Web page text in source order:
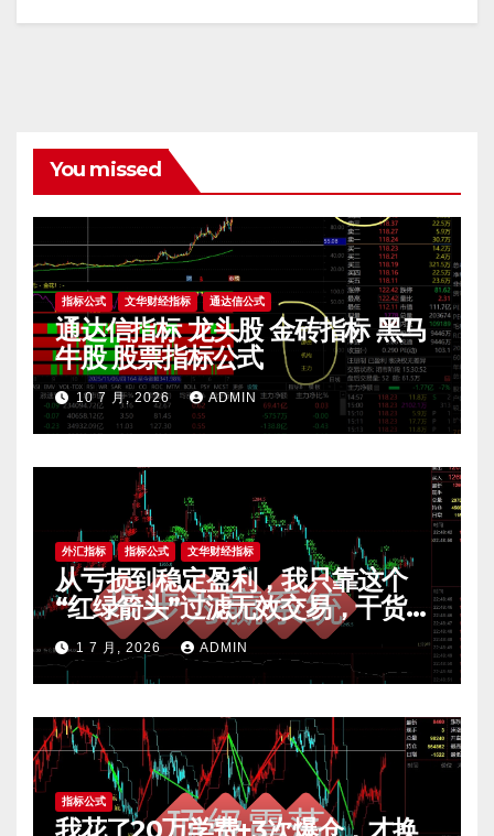
You missed
指标公式 文华财经指标 通达信公式
通达信指标 龙头股 金砖指标 黑马
牛股 股票指标公式
10 7 月, 2026 ADMIN
外汇指标 指标公式 文华财经指标
从亏损到稳定盈利，我只靠这个
“红绿箭头”过滤无效交易，干货全
公开 mt4指标
1 7 月, 2026 ADMIN
指标公式
我花了20万学费+3次爆仓，才换